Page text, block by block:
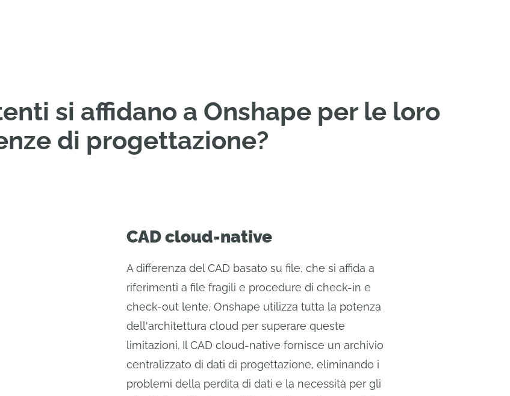
si affidano a Onshape per le loro
di progettazione?
CAD cloud-native
A differenza del CAD basato su file, che si affida a
riferimenti a file fragili e procedure di check-in e
check-out lente, Onshape utilizza tutta la potenza
dell'architettura cloud per superare queste
limitazioni. Il CAD cloud-native fornisce un archivio
centralizzato di dati di progettazione, eliminando i
problemi della perdita di dati e la necessità per gli